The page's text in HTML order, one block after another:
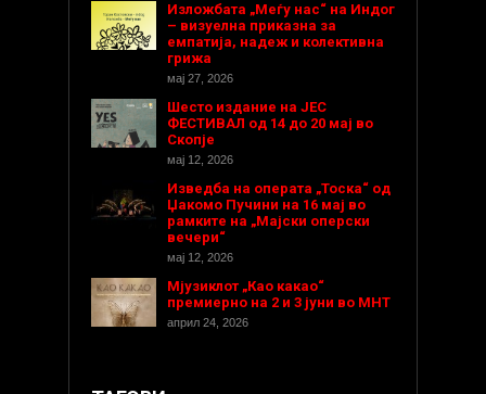
Изложбата „Меѓу нас“ на Индог
– визуелна приказна за
емпатија, надеж и колективна
грижа
мај 27, 2026
Шесто издание на ЈЕС
ФЕСТИВАЛ од 14 до 20 мај во
Скопје
мај 12, 2026
Изведба на операта „Тоска“ од
Џакомо Пучини на 16 мај во
рамките на „Мајски оперски
вечери“
мај 12, 2026
Мјузиклот „Као какао“
премиерно на 2 и 3 јуни во МНТ
април 24, 2026